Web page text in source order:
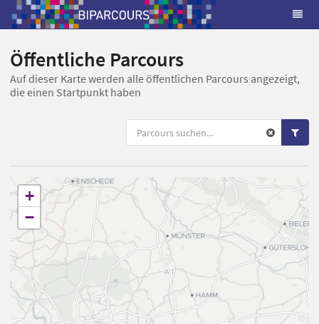
Öffentliche Parcours
Auf dieser Karte werden alle öffentlichen Parcours angezeigt,
die einen Startpunkt haben
+
−